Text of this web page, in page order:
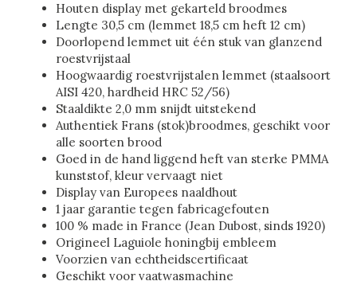
Houten display met gekarteld broodmes
Lengte 30,5 cm (lemmet 18,5 cm heft 12 cm)
Doorlopend lemmet uit één stuk van glanzend
roestvrijstaal
Hoogwaardig roestvrijstalen lemmet (staalsoort
AISI 420, hardheid HRC 52/56)
Staaldikte 2,0 mm snijdt uitstekend
Authentiek Frans (stok)broodmes, geschikt voor
alle soorten brood
Goed in de hand liggend heft van sterke PMMA
kunststof, kleur vervaagt niet
Display van Europees naaldhout
1 jaar garantie tegen fabricagefouten
100 % made in France (Jean Dubost, sinds 1920)
Origineel Laguiole honingbij embleem
Voorzien van echtheidscertificaat
Geschikt voor vaatwasmachine